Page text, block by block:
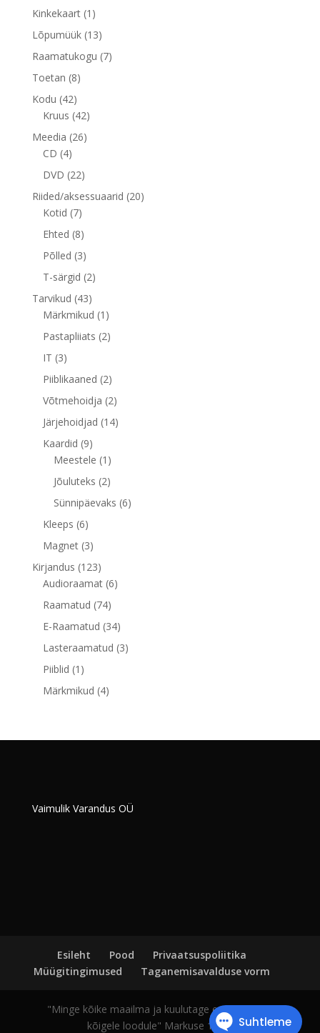
Kinkekaart 1 1
toode
Lõpumüük 1313
toodet
Raamatukogu 77
Toetan 88
Kodu 4242
toodet
Kruus 4242
toodet
Meedia 2626
CD 44
toodet
DVD 2222
Riided/aksessuaarid 2020
Kotid 77
toodet
Ehted 88
toodet
Põlled 33
toodet
T-särgid 22
Tarvikud 4343
toodet
Märkmikud 1 1
toode
Pastapliiats 22
IT 33
toodet
Piiblikaaned 22
toodet
Võtmehoidja 22
toodet
Järjehoidjad 1414
Kaardid 99
toodet
Meestele 1 1
toode
Jõuluteks 22
toodet
Sünnipäevaks 66
Kleeps 66
toodet
Magnet 33
toodet
Kirjandus 123123
toodet
Audioraamat 66
Raamatud 7474
toodet
E-Raamatud 3434
toodet
Lasteraamatud 33
Piiblid 1 1
toode
Märkmikud 44
Vaimulik Varandus OÜ
Esileht Pood
Privaatsuspoliitika
Müügitingimused
Taganemisavalduse vorm
"Minge kõike maailma ja kuulutage evangeeliumi
kõigele loodule" Markuse 16:15